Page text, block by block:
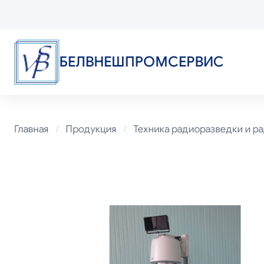
содержанию
БЕЛВНЕШПРОМСЕРВИС
Строка
Главная Продукция Техника радиоразведки и